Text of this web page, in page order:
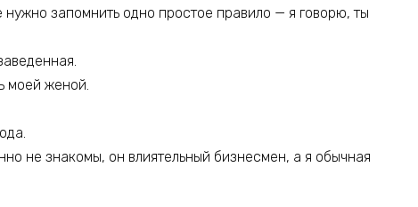
запомнить одно простое правило — я говорю, ты
моей женой.
не знакомы, он влиятельный бизнесмен, а я обычная